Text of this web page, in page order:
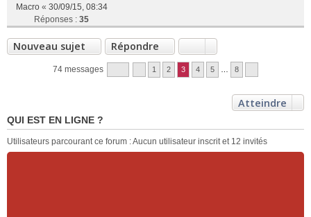
Macro« 30/09/15, 08:34
Réponses : 35
Nouveau sujet Répondre
74 messages 1 2 3 4 5 8
Atteindre
QUI EST EN LIGNE ?
Utilisateurs parcourant ce forum : Aucun utilisateur inscrit et 12 invités